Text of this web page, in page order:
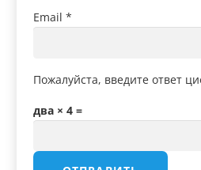
Email *
Пожалуйста, введите ответ
два × 4 =